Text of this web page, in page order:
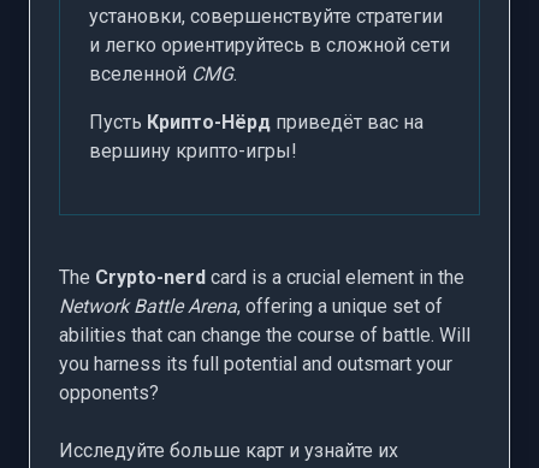
установки, совершенствуйте стратегии
и легко ориентируйтесь в сложной сети
вселенной CMG.
Пусть Крипто-Нёрд приведёт вас на
вершину крипто-игры!
The Crypto-nerd card is a crucial element in the
Network Battle Arena, offering a unique set of
abilities that can change the course of battle. Will
you harness its full potential and outsmart your
opponents?
Исследуйте больше карт и узнайте их